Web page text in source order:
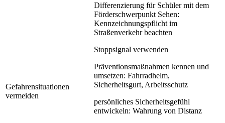
Gefahrensituationen
vermeiden
Differenzierung für Schüler mit dem
Förderschwerpunkt Sehen:
Kennzeichnungspflicht im
Straßenverkehr beachten
Stoppsignal verwenden
Präventionsmaßnahmen kennen und
umsetzen: Fahrradhelm,
Sicherheitsgurt, Arbeitsschutz
persönliches Sicherheitsgefühl
entwickeln: Wahrung von Distanz